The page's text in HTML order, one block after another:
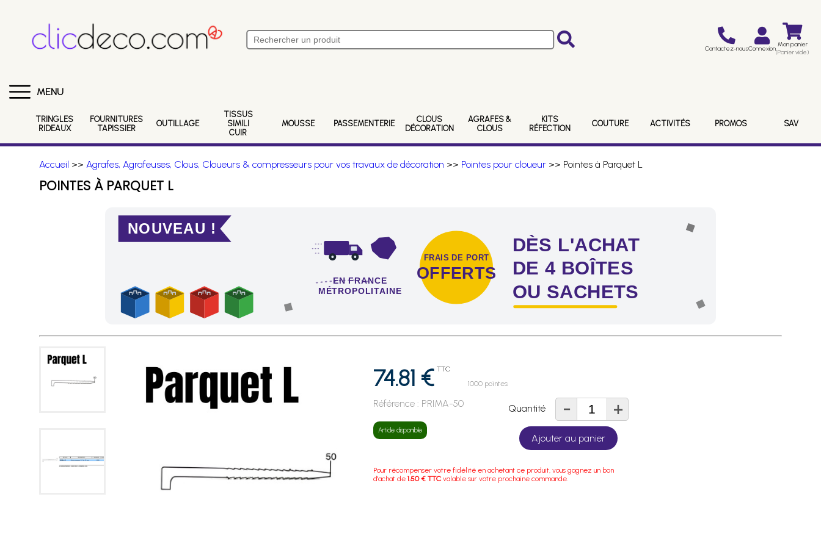
Contactez-nousConnexion Mon panier
(Panier vide)
MENU
TRINGLES
RIDEAUX
FOURNITURES
TAPISSIER
OUTILLAGE
TISSUS
SIMILI
CUIR
MOUSSE PASSEMENTERIE
CLOUS
DÉCORATION
AGRAFES &
CLOUS
KITS
RÉFECTION
COUTURE ACTIVITÉS PROMOS SAV
Accueil >> Agrafes, Agrafeuses, Clous, Cloueurs & compresseurs pour vos travaux de décoration >> Pointes pour cloueur>> Pointes à Parquet L
POINTES À PARQUET L
NOUVEAU !
EN FRANCE
MÉTROPOLITAINE
FRAIS DE PORT
OFFERTS
DÈS L'ACHAT
DE 4 BOÎTES
OU SACHETS
Frais de port offerts en France métropolitaine dès l'achat de 4 sachets ou boîtes d'agrafes ou de pointes !
74.81 € TTC
1000 pointes
Référence : PRIMA-50
Article disponible
Quantité - +
Ajouter au panier
Pour récompenser votre fidélité en achetant ce produit, vous gagnez un bon
d'achat de1.50 € TTC valable sur votre prochaine commande.